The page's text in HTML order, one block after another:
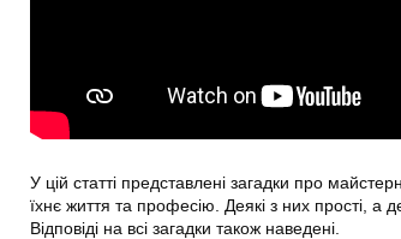
У цій статті представлені загадки про
їхнє життя та професію. Деякі з них прості, а
Відповіді на всі загадки також наведені.